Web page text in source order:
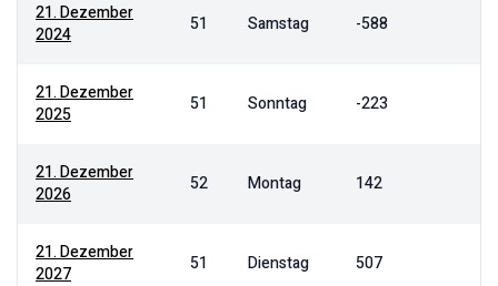
21. Dezember
2024
51 Samstag -588
21. Dezember
2025
51 Sonntag -223
21. Dezember
2026
52 Montag 142
21. Dezember
2027
51 Dienstag 507